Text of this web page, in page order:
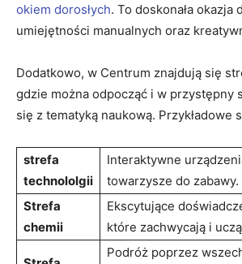
okiem dorosłych. To doskonała okazja‌
umiejętności manualnych oraz
Dodatkowo, w ​Centrum znajdują się⁤
gdzie można odpocząć i w przystępny
się z tematyką naukową. Przykładowe
strefa
technololgii
Interaktywne
towarzysze do zabawy.
Strefa
chemii
Ekscytujące
które zachwycają i
Podróż poprzez